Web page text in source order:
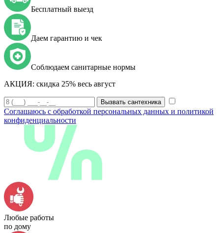
Бесплатный выезд
Даем гарантию и чек
Соблюдаем санитарные нормы
АКЦИЯ: скидка 25% весь август
Вызвать сантехника
Соглашаюсь с обработкой персональных данных и политикой
конфиденциальности
Любые работы
по дому